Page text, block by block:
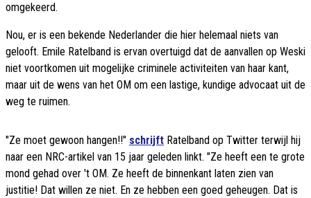
omgekeerd.
Nou, er is een bekende Nederlander die hier helemaal niets van
gelooft. Emile Ratelband is ervan overtuigd dat de aanvallen op Weski
niet voortkomen uit mogelijke criminele activiteiten van haar kant,
maar uit de wens van het OM om een lastige, kundige advocaat uit de
weg te ruimen.
"Ze moet gewoon hangen!!" schrijft Ratelband op Twitter terwijl hij
naar een NRC-artikel van 15 jaar geleden linkt. "Ze heeft een te grote
mond gehad over 't OM. Ze heeft de binnenkant laten zien van
justitie! Dat willen ze niet. En ze hebben een goed geheugen. Dat is